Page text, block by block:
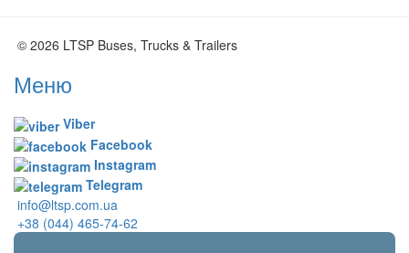
© 2026 LTSP Buses, Trucks & Trailers
Меню
Viber
Facebook
Instagram
Telegram
info@ltsp.com.ua
+38 (044) 465-74-62